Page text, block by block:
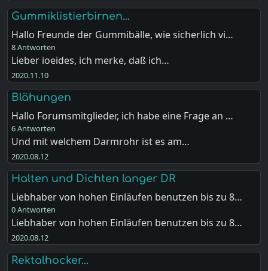
Gummiklistierbirnen...
Hallo Freunde der Gummibälle, wie sicherlich vi…
8 Antworten
Lieber ioeides, ich merke, daß ich…
2020.11.10
Blähungen
Hallo Forumsmitglieder, ich habe eine Frage an …
6 Antworten
Und mit welchem Darmrohr ist es am…
2020.08.12
Halten und Dichten langer DR
Liebhaber von hohen Einläufen benutzen bis zu 8…
0 Antworten
Liebhaber von hohen Einläufen benutzen bis zu 8…
2020.08.12
Rektalhocker...